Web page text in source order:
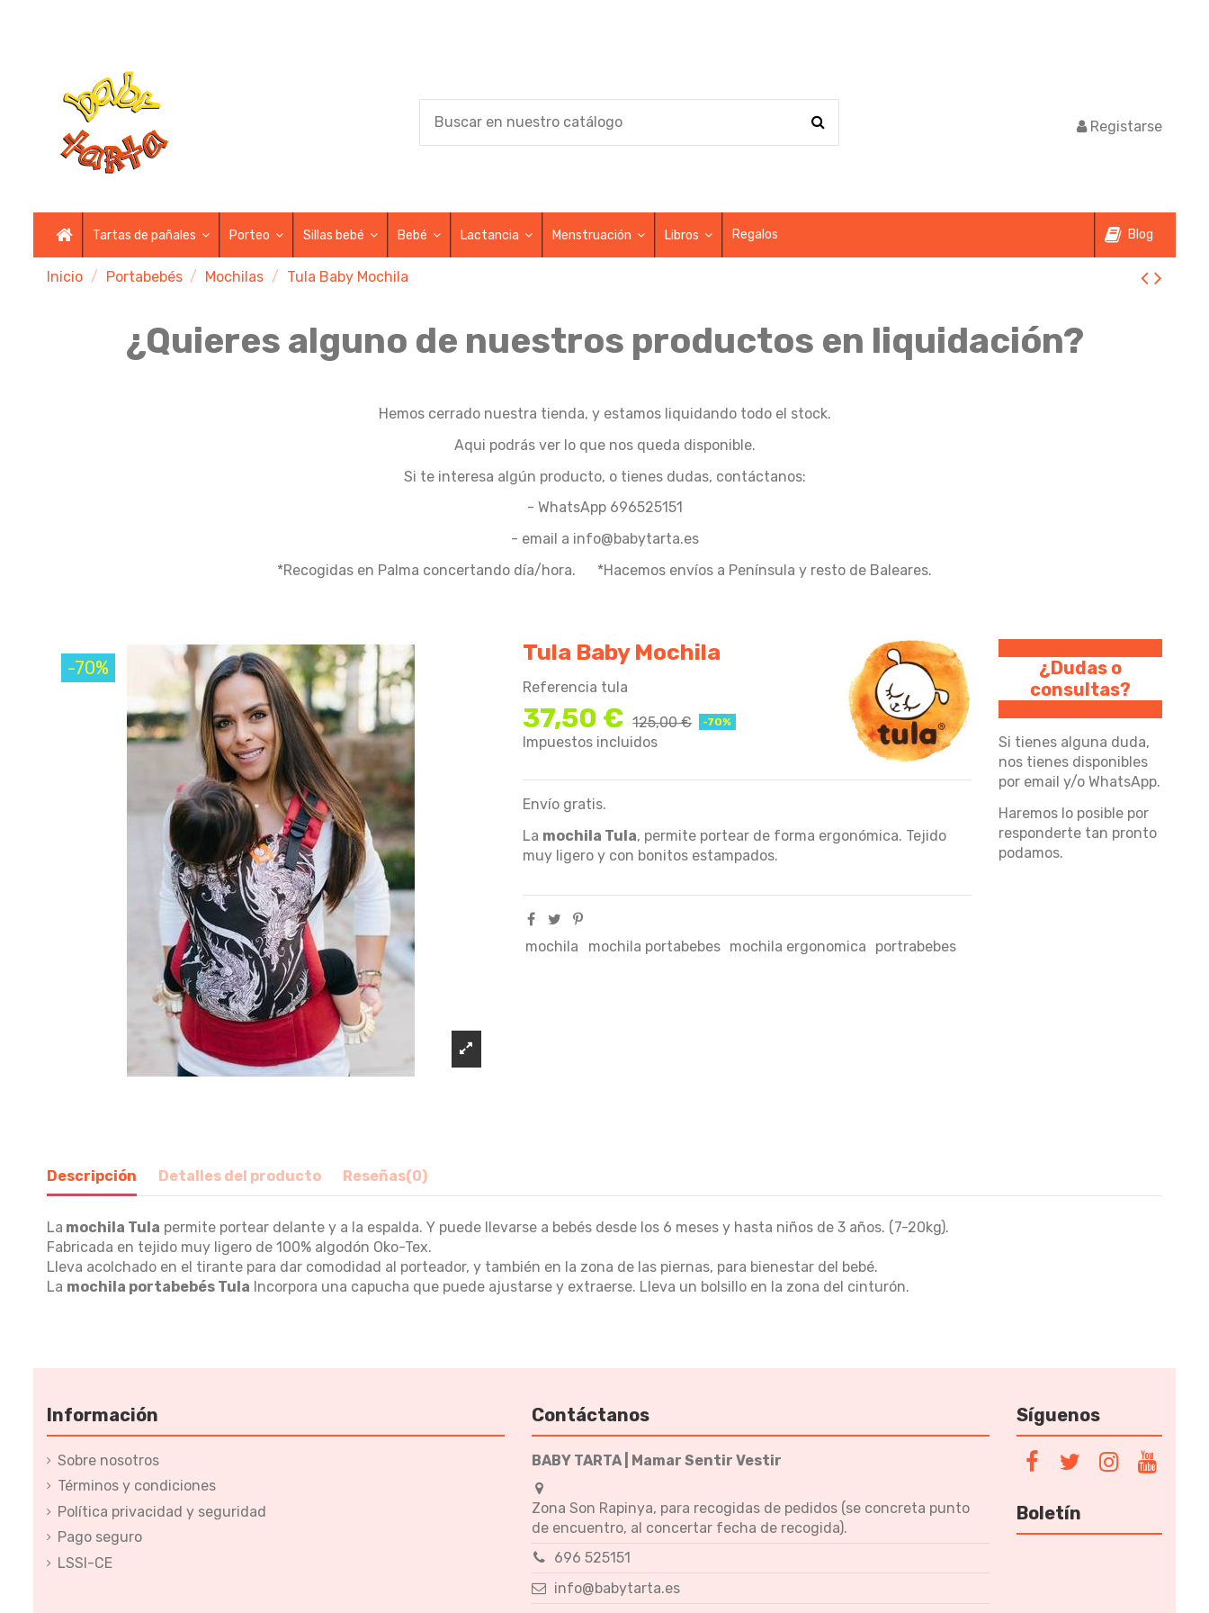
Registarse
Tartas de pañales Porteo Sillas bebé Bebé Lactancia Menstruación Libros Blog
Regalos
Inicio Portabebés Mochilas Tula Baby Mochila
¿Quieres alguno de nuestros productos en liquidación?
Hemos cerrado nuestra tienda, y estamos liquidando todo el stock.
Aqui podrás ver lo que nos queda disponible.
Si te interesa algún producto, o tienes dudas, contáctanos:
- WhatsApp 696525151
- email a info@babytarta.es
*Recogidas en Palma concertando día/hora. *Hacemos envíos a Península y resto de Baleares.
-70%
Tula Baby Mochila
Referencia tula
37,50 € 125,00 € -70%
Impuestos incluidos
Envío gratis.
La mochila Tula, permite portear de forma ergonómica. Tejido
muy ligero y con bonitos estampados.
mochila mochila portabebes mochila ergonomica portrabebes
¿Dudas o
consultas?
Si tienes alguna duda,
nos tienes disponibles
por email y/o WhatsApp.
Haremos lo posible por
responderte tan pronto
podamos.
Descripción Detalles del producto Reseñas(0)
La mochila Tula permite portear delante y a la espalda. Y puede llevarse a bebés desde los 6 meses y hasta niños de 3 años. (7-20kg).
Fabricada en tejido muy ligero de 100% algodón Oko-Tex.
Lleva acolchado en el tirante para dar comodidad al porteador, y también en la zona de las piernas, para bienestar del bebé.
La mochila portabebés Tula Incorpora una capucha que puede ajustarse y extraerse. Lleva un bolsillo en la zona del cinturón.
Información
Sobre nosotros
Términos y condiciones
Política privacidad y seguridad
Pago seguro
LSSI-CE
Contáctanos
BABY TARTA | Mamar Sentir Vestir
Zona Son Rapinya, para recogidas de pedidos (se concreta punto
de encuentro, al concertar fecha de recogida).
696 525151
info@babytarta.es
Síguenos
Boletín